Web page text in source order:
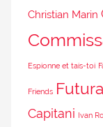
Christian Marin
Espionne et tais-toi
Friends
Capitani Ivan